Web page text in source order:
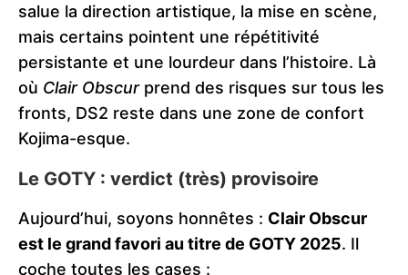
salue la direction artistique, la mise en scène,
mais certains pointent une répétitivité
persistante et une lourdeur dans l’histoire. Là
où Clair Obscurprend des risques sur tous les
fronts, DS2 reste dans une zone de confort
Kojima-esque.
Le GOTY : verdict (très) provisoire
Aujourd’hui, soyons honnêtes : Clair Obscur
est le grand favori au titre de GOTY 2025. Il
coche toutes les cases :